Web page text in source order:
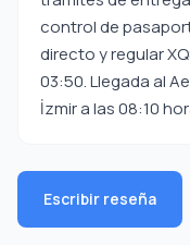
control de
directo y regular
03:50. Llegada al
İzmir a las 08:10
Escribir reseña